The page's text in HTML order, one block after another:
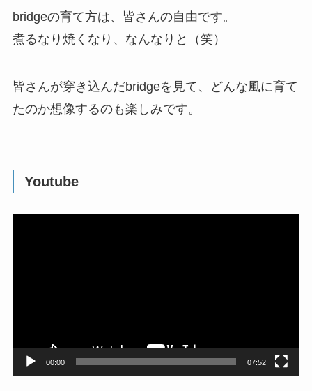
bridgeの育て方は、皆さんの自由です。
煮るなり焼くなり、なんなりと（笑）
皆さんが穿き込んだbridgeを見て、どんな風に育て
たのか想像するのも楽しみです。
Youtube
00:00 07:52